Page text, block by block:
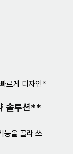
르게 디자인*
솔루션**
능을 골라 쓰